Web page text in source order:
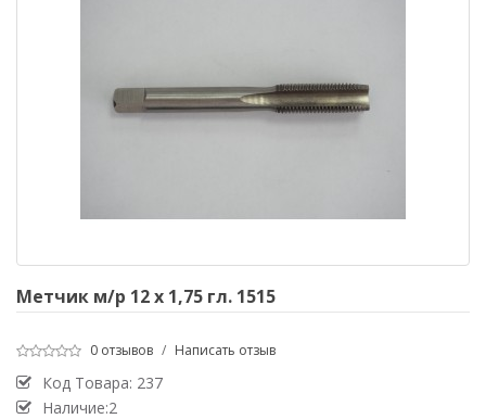
Метчик м/р 12 х 1,75 гл. 1515
0 отзывов / Написать отзыв
Код Товара: 237
Наличие:2